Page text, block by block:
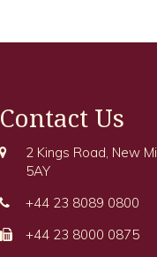
Contact Us
2 Kings Road, New
5AY
+44 23 8089 0800
+44 23 8000 0875